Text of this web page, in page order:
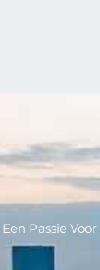
Passie